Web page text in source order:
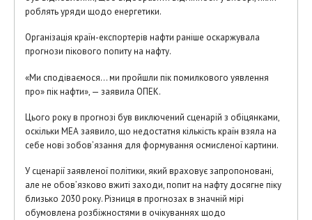
роблять уряди щодо енергетики.
Організація країн-експортерів нафти раніше оскаржувала
прогнози пікового попиту на нафту.
«Ми сподіваємося… ми пройшли пік помилкового уявлення
про» пік нафти», — заявила ОПЕК.
Цього року в прогнозі був виключений сценарій з обіцянками,
оскільки МЕА заявило, що недостатня кількість країн взяла на
себе нові зобов’язання для формування осмисленої картини.
У сценарії заявленої політики, який враховує запропоновані,
але не обов’язково вжиті заходи, попит на нафту досягне піку
близько 2030 року. Різниця в прогнозах в значній мірі
обумовлена розбіжностями в очікуваннях щодо